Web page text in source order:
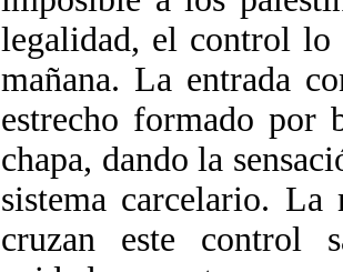
legalidad, el control lo
mañana. La entrada
estrecho formado por
chapa, dando la
sistema carcelario. La
cruzan este control